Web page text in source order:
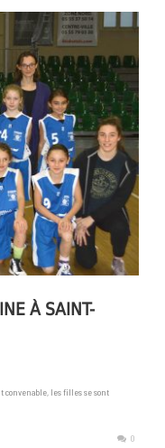
À SAINT-
convenable, les filles se sont
0